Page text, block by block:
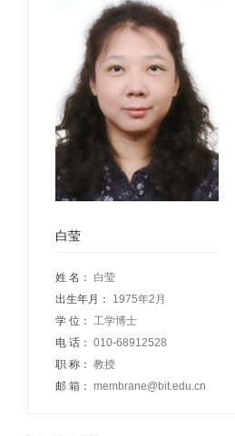
白莹
姓 名：
白莹
出生年月：
1975年2月
学 位： 工学博士
电 话： 010-68912528
职 称： 教授
邮 箱： membrane@bit.edu.cn